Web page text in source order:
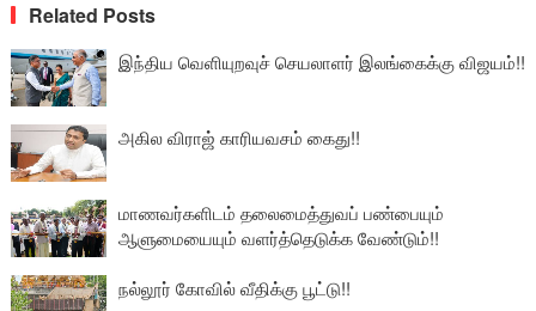
Related Posts
இந்திய வெளியுறவுச் செயலாளர் இலங்கைக்கு விஜயம்!!
அகில விராஜ் காரியவசம் கைது!!
மாணவர்களிடம் தலைமைத்துவப் பண்பையும்
ஆளுமையையும் வளர்த்தெடுக்க வேண்டும்!!
நல்லூர் கோவில் வீதிக்கு பூட்டு!!